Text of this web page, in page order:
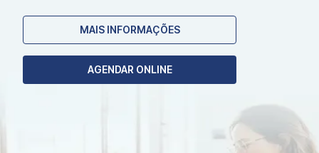
MAIS INFORMAÇÕES
AGENDAR ONLINE